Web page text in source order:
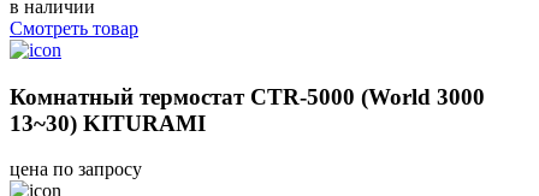
в наличии
Смотреть товар
Комнатный термостат CTR-5000 (World 3000
13~30) KITURAMI
цена по запросу